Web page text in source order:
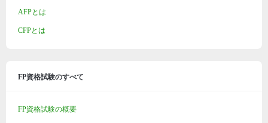
AFPとは
CFPとは
FP資格試験のすべて
FP資格試験の概要